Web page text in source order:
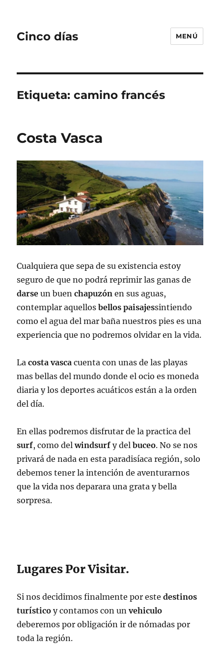
Cinco días MENÚ
Etiqueta:camino francés
Costa Vasca
Cualquiera que sepa de su existencia estoy
seguro de que no podrá reprimir las ganas de
darse un buenchapuzón en sus aguas,
contemplar aquellosbellos paisajessintiendo
como el agua del mar baña nuestros pies es una
experiencia que no podremos olvidar en la vida.
Lacosta vasca cuenta con unas de las playas
mas bellas del mundo donde el ocio es moneda
diaria y los deportes acuáticos están a la orden
del día.
En ellas podremos disfrutar de la practica del
surf, como delwindsurf y delbuceo. No se nos
privará de nada en esta paradisíaca región, solo
debemos tener la intención de aventurarnos
que la vida nos deparara una grata y bella
sorpresa.
Lugares Por Visitar.
Si nos decidimos finalmente por estedestinos
turístico y contamos con unvehiculo
deberemos por obligación ir de nómadas por
toda la región.